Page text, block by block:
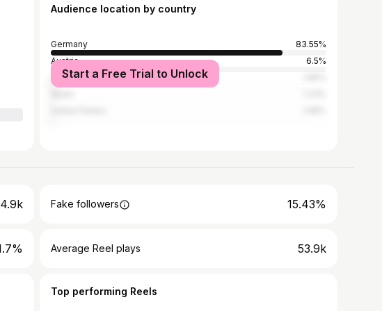
Audience location by country
Germany
83.55%
Austria
6.5%
Switzerland
Start a Free Trial to Unlock
Fake followers 15.43%
Average Reel plays 53.9k
Top performing Reels